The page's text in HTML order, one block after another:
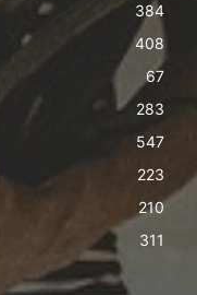
384
408
67
283
547
223
210
311